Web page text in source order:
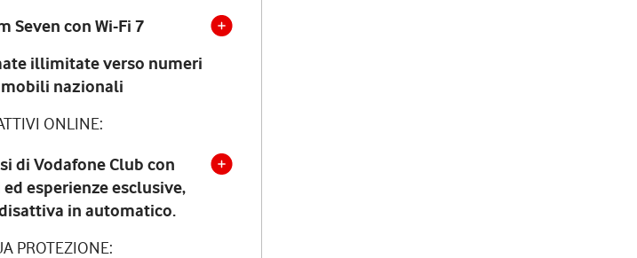
Seven con Wi-Fi 7
illimitate verso numeri
nazionali
ONLINE:
di Vodafone Club con
esperienze esclusive,
in automatico.
PROTEZIONE: